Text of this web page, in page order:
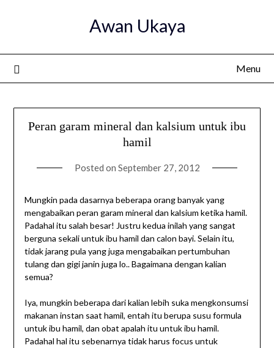
Awan Ukaya
Menu
Peran garam mineral dan kalsium untuk ibu
hamil
Posted on September 27, 2012
Mungkin pada dasarnya beberapa orang banyak yang
mengabaikan peran garam mineral dan kalsium ketika hamil.
Padahal itu salah besar! Justru kedua inilah yang sangat
berguna sekali untuk ibu hamil dan calon bayi. Selain itu,
tidak jarang pula yang juga mengabaikan pertumbuhan
tulang dan gigi janin juga lo.. Bagaimana dengan kalian
semua?
Iya, mungkin beberapa dari kalian lebih suka mengkonsumsi
makanan instan saat hamil, entah itu berupa susu formula
untuk ibu hamil, dan obat apalah itu untuk ibu hamil.
Padahal hal itu sebenarnya tidak harus focus untuk